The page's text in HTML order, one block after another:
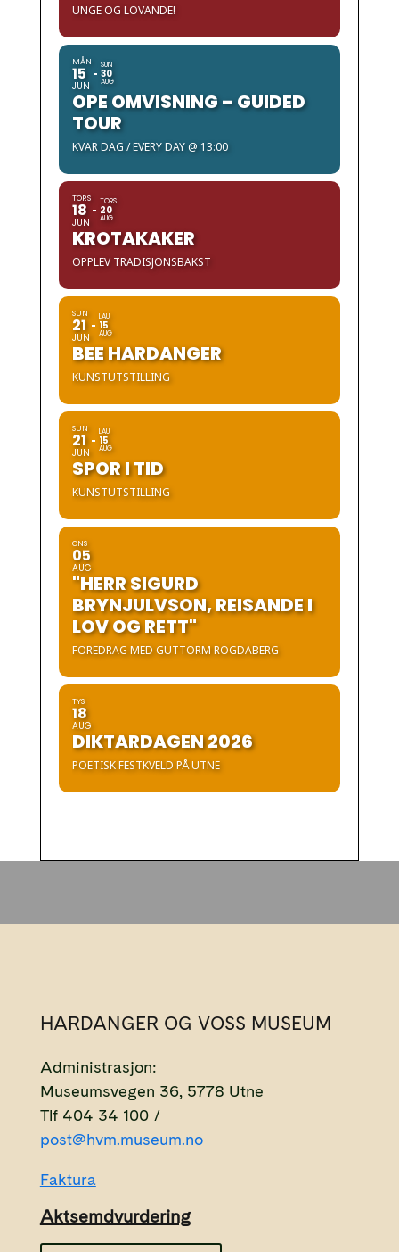
UNGE OG LOVANDE!
MÅN
15
JUN
SUN
30
AUG
OPE OMVISNING – GUIDED
TOUR
KVAR DAG / EVERY DAY @ 13:00
TORS
18
JUN
TORS
20
AUG
KROTAKAKER
OPPLEV TRADISJONSBAKST
SUN
21
JUN
LAU
15
AUG
BEE HARDANGER
KUNSTUTSTILLING
SUN
21
JUN
LAU
15
AUG
SPOR I TID
KUNSTUTSTILLING
ONS
05
AUG
"HERR SIGURD
BRYNJULVSON, REISANDE I
LOV OG RETT"
FOREDRAG MED GUTTORM ROGDABERG
TYS
18
AUG
DIKTARDAGEN 2026
POETISK FESTKVELD PÅ UTNE
HARDANGER OG VOSS MUSEUM
Administrasjon:
Museumsvegen 36, 5778 Utne
Tlf 404 34 100 /
post@hvm.museum.no
Faktura
Aktsemdvurdering